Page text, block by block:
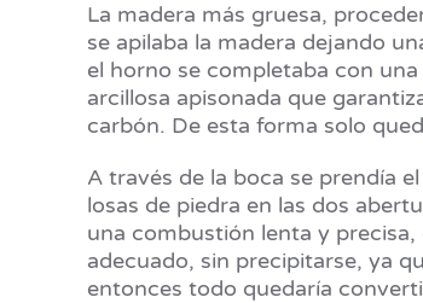
La madera más gruesa,
se apilaba la madera dejando
el horno se completaba con
arcillosa apisonada que
carbón. De esta forma solo
A través de la boca se prendía
losas de piedra en las dos
una combustión lenta y
adecuado, sin precipitarse, ya
entonces todo quedaría